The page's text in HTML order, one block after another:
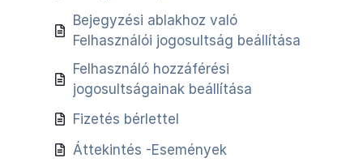
Bejegyzési ablakhoz való
Felhasználói jogosultság beállítása
Felhasználó hozzáférési
jogosultságainak beállítása
Fizetés bérlettel
Áttekintés -Események